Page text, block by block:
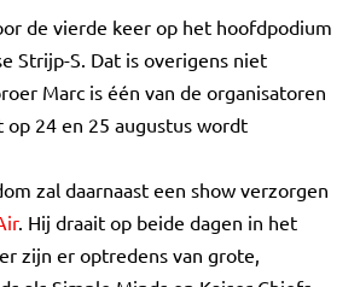
de vierde keer op het hoofdpodium
Strijp-S. Dat is overigens niet
Marc is één van de organisatoren
24 en 25 augustus wordt
zal daarnaast een show verzorgen
. Hij draait op beide dagen in het
zijn er optredens van grote,